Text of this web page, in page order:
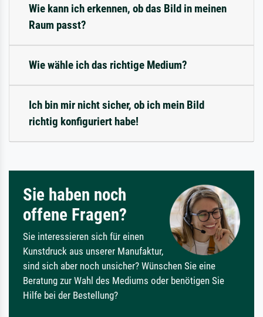
Wie kann ich erkennen, ob das Bild in meinen
Raum passt?
Wie wähle ich das richtige Medium?
Ich bin mir nicht sicher, ob ich mein Bild
richtig konfiguriert habe!
Sie haben noch
offene Fragen?
Sie interessieren sich für einen
Kunstdruck aus unserer Manufaktur,
sind sich aber noch unsicher? Wünschen Sie eine
Beratung zur Wahl des Mediums oder benötigen Sie
Hilfe bei der Bestellung?